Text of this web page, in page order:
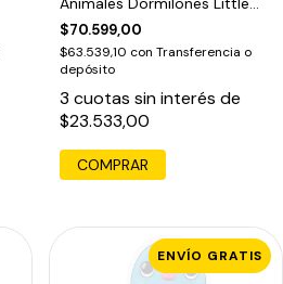
Tikes
$70.599,00
$63.539,10 con Transferencia o
depósito
3 cuotas sin interés de
$23.533,00
COMPRAR
ENVÍO GRATIS